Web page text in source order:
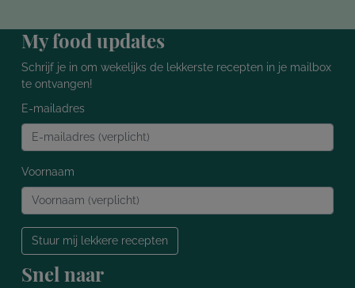
My food updates
Schrijf je in om wekelijks de lekkerste recepten in je mailbox
te ontvangen!
E-mailadres
Voornaam
Stuur mij lekkere recepten
Snel naar